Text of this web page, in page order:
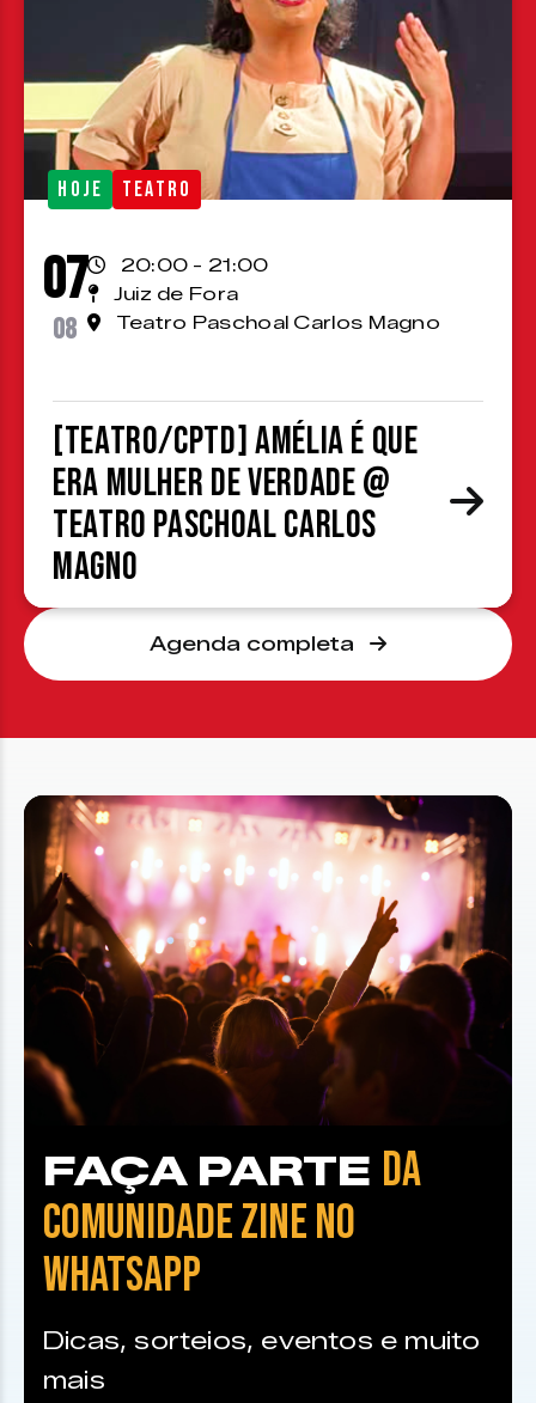
HOJE TEATRO
07
08
20:00 - 21:00
Juiz de Fora
Teatro Paschoal Carlos Magno
[TEATRO/CPTD] Amélia é que
era mulher de verdade @
Teatro Paschoal Carlos
Magno
Agenda completa
FAÇA PARTE DA
COMUNIDADE ZINE NO
WHATSAPP
Dicas, sorteios, eventos e muito
mais